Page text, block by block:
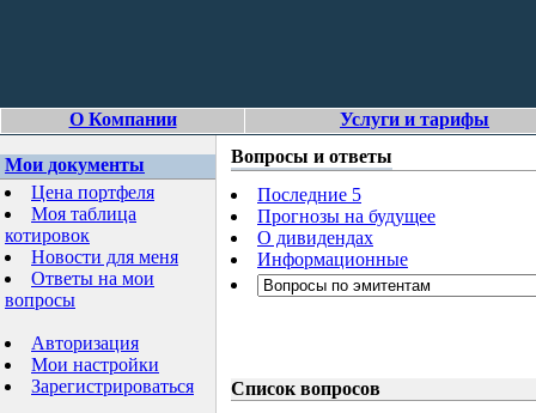
О Компании Услуги и тарифы
Мои документы
Цена портфеля
Моя таблица
котировок
Новости для меня
Ответы на мои
вопросы
Авторизация
Мои настройки
Зарегистрироваться
Вопросы и ответы
Последние 5
Прогнозы на будущее
О дивидендах
Информационные
Список вопросов